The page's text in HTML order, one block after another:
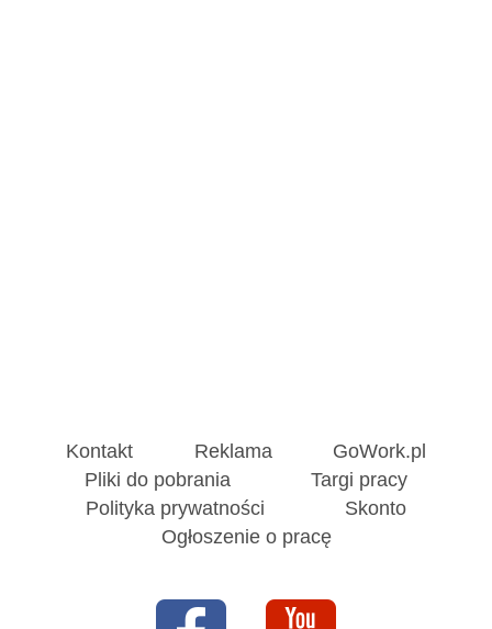
Kontakt Reklama
GoWork.pl
Pliki do pobrania
Targi pracy
Polityka prywatności
Skonto
Ogłoszenie o pracę